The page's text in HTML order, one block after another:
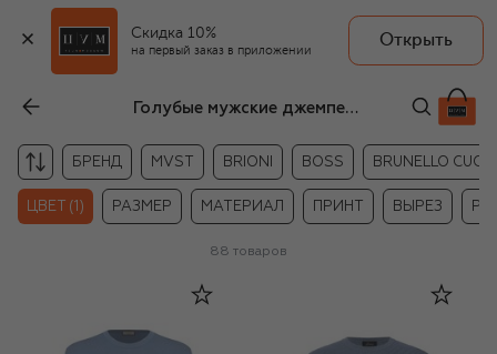
Скидка 10%
на первый заказ в приложении
Открыть
Голубые мужские джемперы
БРЕНД MVST BRIONI BOSS BRUNELLO
ЦВЕТ (1) РАЗМЕР МАТЕРИАЛ ПРИНТ ВЫРЕЗ
88 товаров